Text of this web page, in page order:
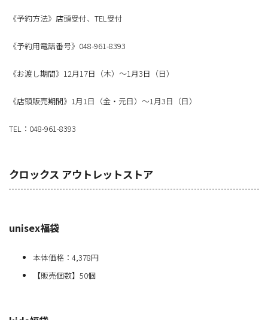
《予約方法》店頭受付、TEL受付
《予約用電話番号》048-961-8393
《お渡し期間》12月17日（木）～1月3日（日）
《店頭販売期間》1月1日（金・元日）～1月3日（日）
TEL：048-961-8393
クロックス アウトレットストア
unisex福袋
本体価格：4,378円
【販売個数】50個